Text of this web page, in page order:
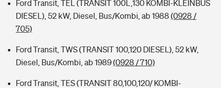
Ford Transit, TEL (TRANSIT 100L,130 KOMBI-KLEINBUS
DIESEL), 52 kW, Diesel, Bus/Kombi, ab 1988 (0928 /
705)
Ford Transit, TWS (TRANSIT 100,120 DIESEL), 52 kW,
Diesel, Bus/Kombi, ab 1989(0928 / 710)
Ford Transit, TES (TRANSIT 80,100,120/ KOMBI-